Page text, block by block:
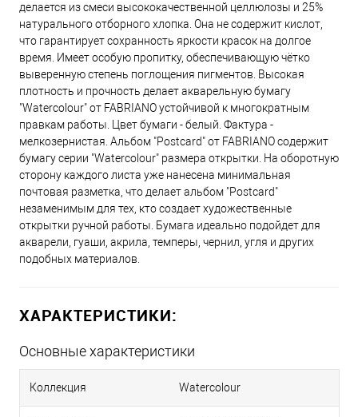
делается из смеси высококачественной целлюлозы и 25%
натурального отборного хлопка. Она не содержит кислот,
что гарантирует сохранность яркости красок на долгое
время. Имеет особую пропитку, обеспечивающую чётко
выверенную степень поглощения пигментов. Высокая
плотность и прочность делает акварельную бумагу
"Watercolour" от FABRIANO устойчивой к многократным
правкам работы. Цвет бумаги - белый. Фактура -
мелкозернистая. Альбом "Postcard" от FABRIANO содержит
бумагу серии "Watercolour" размера открытки. На оборотную
сторону каждого листа уже нанесена минимальная
почтовая разметка, что делает альбом "Postcard"
незаменимым для тех, кто создает художественные
открытки ручной работы. Бумага идеально подойдет для
акварели, гуаши, акрила, темперы, чернил, угля и других
подобных материалов.
ХАРАКТЕРИСТИКИ:
Основные характеристики
Коллекция Watercolour